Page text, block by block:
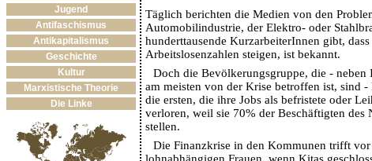
Jugend
Antifaschismus
Antikapitalismus
Geschichte
Kultur
Marxistische Theorie
Die Linke
Täglich berichten die Medien von den
Automobilindustrie, der Elektro- oder
hunderttausende KurzarbeiterInnen gibt, dass
Arbeitslosenzahlen steigen, ist bekannt.
Doch die Bevölkerungsgruppe, die - neben
am meisten von der Krise betroffen ist, sind -
die ersten, die ihre Jobs als befristete oder
verloren, weil sie 70% der Beschäftigten des
stellen.
Die Finanzkrise in den Kommunen trifft vor